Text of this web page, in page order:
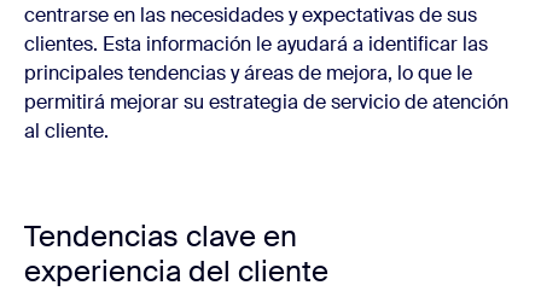
centrarse en las necesidades y expectativas de sus
clientes. Esta información le ayudará a identificar las
principales tendencias y áreas de mejora, lo que le
permitirá mejorar su estrategia de servicio de atención
al cliente.
Tendencias clave en
experiencia del cliente